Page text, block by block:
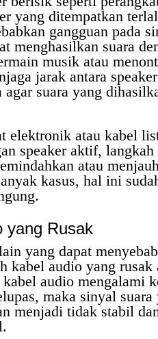
yang ditempatkan
gangguan pada
menghasilkan suara
musik atau
jarak antara
suara yang
elektronik atau kabel
speaker aktif,
atau
kasus, hal ini
yang Rusak
yang dapat
kabel audio yang
audio mengalami
maka sinyal suara
menjadi tidak stabil